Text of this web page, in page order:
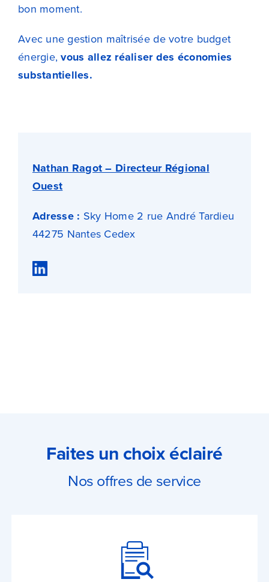
bon moment.
Avec une gestion maîtrisée de votre budget
énergie,vous allez réaliser des économies
substantielles.
Nathan Ragot – Directeur Régional
Ouest
Adresse : Sky Home 2 rue André Tardieu
44275 Nantes Cedex
Faites un choix éclairé
Nos offres de service